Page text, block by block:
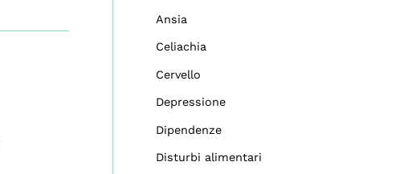
Ansia
Celiachia
Cervello
Depressione
Dipendenze
Disturbi alimentari